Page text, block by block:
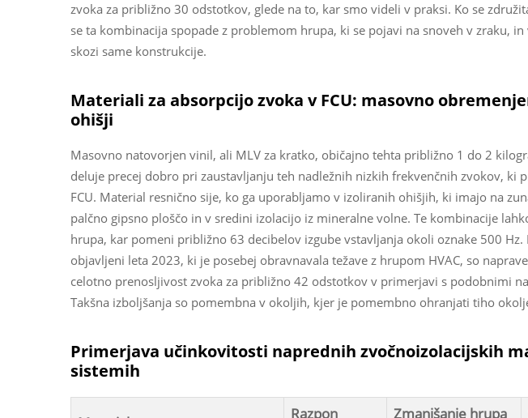
zvoka za približno 30 odstotkov, glede na to, kar smo videli v praksi. Ko se
se ta kombinacija spopade z problemom hrupa, ki se pojavi na snoveh v zraku,
skozi same konstrukcije.
Materiali za absorpcijo zvoka v FCU: masovno
ohišji
Masovno natovorjen vinil, ali MLV za kratko, običajno tehta približno 1 do 2
deluje precej dobro pri zaustavljanju teh nadležnih nizkih frekvenčnih zvokov, ki
FCU. Material resnično sije, ko ga uporabljamo v izoliranih ohišjih, ki imajo na
palčno gipsno ploščo in v sredini izolacijo iz mineralne volne. Te kombinacije
hrupa, kar pomeni približno 63 decibelov izgube vstavljanja okoli oznake 500 Hz.
objavljeni leta 2023, ki je posebej obravnavala težave z hrupom HVAC, so
celotno prenosljivost zvoka za približno 42 odstotkov v primerjavi s podobnimi
Takšna izboljšanja so pomembna v okoljih, kjer je pomembno ohranjati tiho
Primerjava učinkovitosti naprednih zvočnoizolacijskih
sistemih
Razpon Zmanjšanje hrupa